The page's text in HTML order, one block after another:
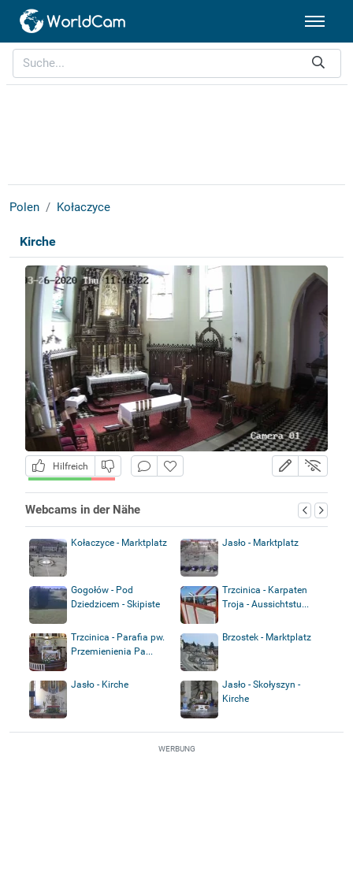
Polen Kołaczyce
Kirche
Hilfreich
Webcams in der Nähe
Kołaczyce - Marktplatz Jasło - Marktplatz
Gogołów - Pod
Dziedzicem - Skipiste
Trzcinica - Karpaten
Troja - Aussichtstu...
Trzcinica - Parafia pw.
Przemienienia Pa...
Brzostek - Marktplatz
Jasło - Kirche
Jasło - Skołyszyn -
Kirche
WERBUNG